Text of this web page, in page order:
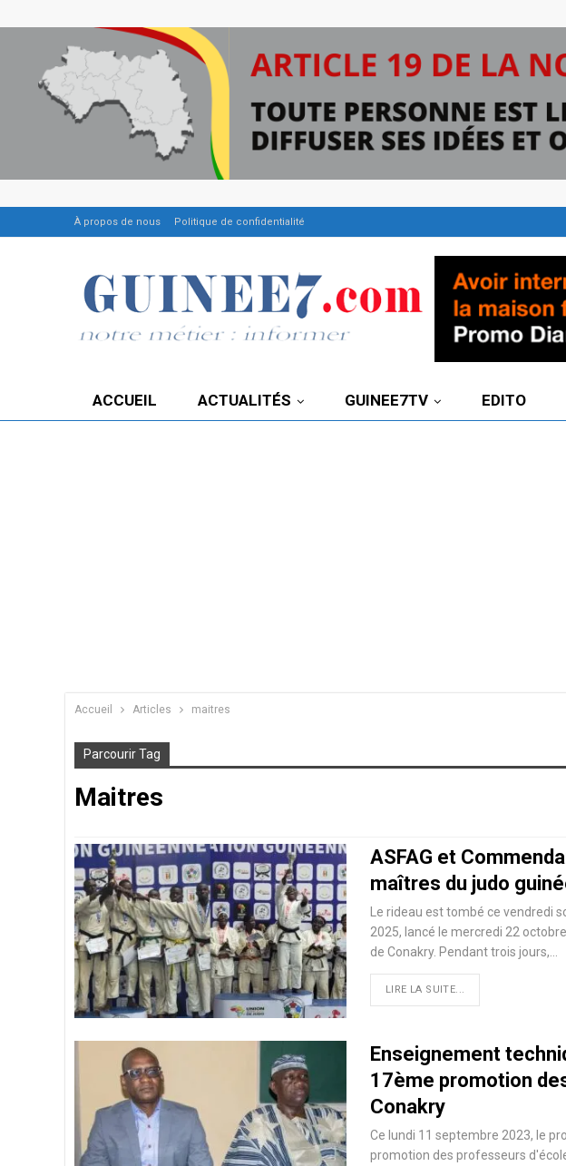
À propos de nous Politique de confidentialité
ACCUEIL ACTUALITÉS GUINEE7TV EDITO
Accueil Articles maitres
Parcourir Tag
Maitres
ASFAG et
maîtres du judo
Le rideau est tombé ce vendredi
2025, lancé le mercredi 22
de Conakry. Pendant trois jours,…
LIRE LA SUITE...
Enseignement
17ème promotion
Conakry
Ce lundi 11 septembre 2023, le
promotion des professeurs